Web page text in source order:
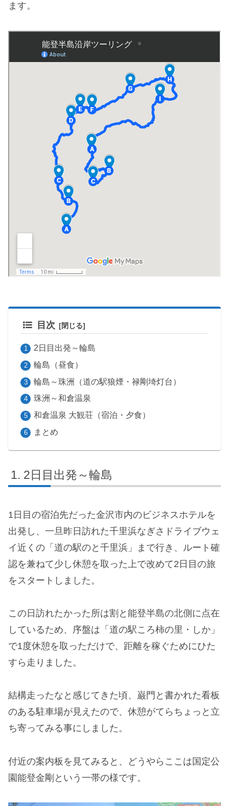
ます。
目次
2日目出発～輪島
輪島（昼食）
輪島～珠洲（道の駅狼煙・禄剛埼灯台）
珠洲～和倉温泉
和倉温泉 大観荘（宿泊・夕食）
まとめ
2日目出発～輪島
1日目の宿泊先だった金沢市内のビジネスホテルを
出発し、一旦昨日訪れた千里浜なぎさドライブウェ
イ近くの「道の駅のと千里浜」まで行き、ルート確
認を兼ねて少し休憩を取った上で改めて2日目の旅
をスタートしました。
この日訪れたかった所は割と能登半島の北側に点在
しているため、序盤は「道の駅ころ柿の里・しか」
で1度休憩を取っただけで、距離を稼ぐためにひた
すら走りました。
結構走ったなと感じてきた頃、巌門と書かれた看板
のある駐車場が見えたので、休憩がてらちょっと立
ち寄ってみる事にしました。
付近の案内板を見てみると、どうやらここは国定公
園能登金剛という一帯の様です。